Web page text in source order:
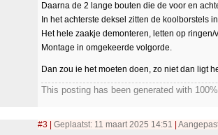
Daarna de 2 lange bouten die de voor en
In het achterste deksel zitten de koolborstels
Het hele zaakje demonteren, letten op
Montage in omgekeerde volgorde.
Dan zou ie het moeten doen, zo niet dan ligt
This posting has been generated with
#3 Geplaatst: 11 maart 2025 14:51